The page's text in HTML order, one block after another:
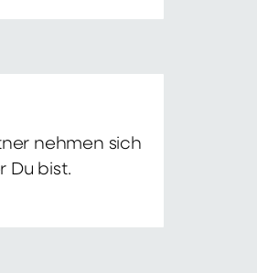
nehmen sich
Du bist.